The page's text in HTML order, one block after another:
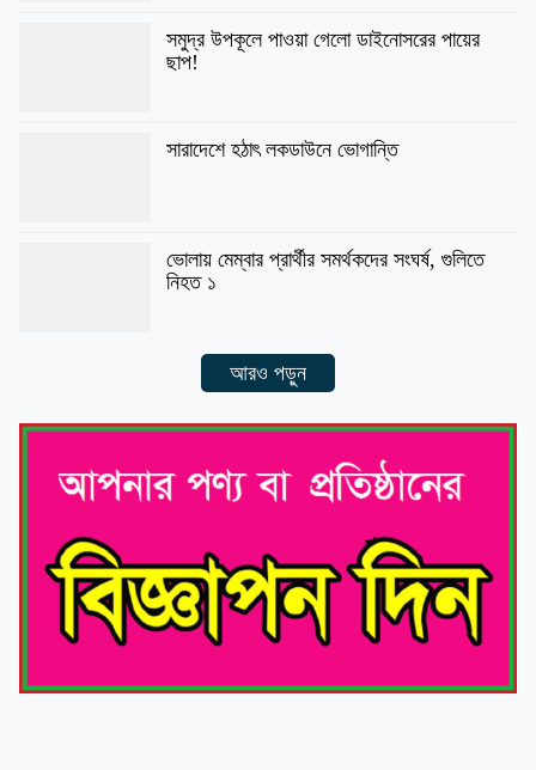
সমুদ্র উপকূলে পাওয়া গেলো ডাইনোসরের পায়ের
ছাপ!
সারাদেশে হঠাৎ লকডাউনে ভোগান্তি
ভোলায় মেম্বার প্রার্থীর সমর্থকদের সংঘর্ষ, গুলিতে
নিহত ১
আরও পড়ুন